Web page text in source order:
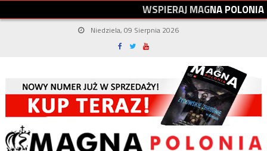
WSPIERAJMAGNAPOLONIA
Niedziela, 09 Sierpnia 2026